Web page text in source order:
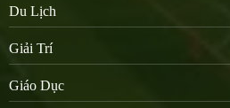
Du Lịch
Giải Trí
Giáo Dục